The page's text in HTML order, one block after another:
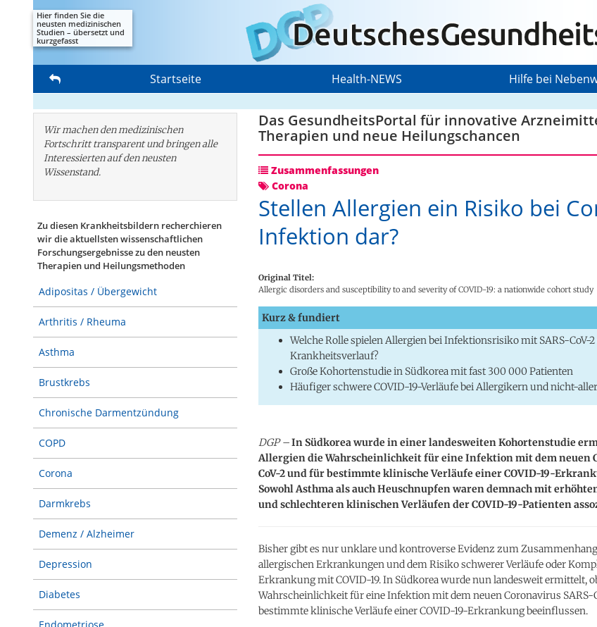
Hier finden Sie die
neusten medizinischen
Studien – übersetzt und
kurzgefasst
Startseite Health-NEWS Hilfe bei
Wir machen den medizinischen
Fortschritt transparent und bringen alle
Interessierten auf den neusten
Wissenstand.
Zu diesen Krankheitsbildern recherchieren
wir die aktuellsten wissenschaftlichen
Forschungs­ergebnisse zu den neusten
Therapien und Heilungsmethoden
Adipositas / Übergewicht
Arthritis / Rheuma
Asthma
Brustkrebs
Chronische Darmentzündung
COPD
Corona
Darmkrebs
Demenz / Alzheimer
Depression
Diabetes
Das GesundheitsPortal für innovative
Therapien und neue Heilungschancen
Zusammenfassungen
Corona
Stellen Allergien ein Risiko bei
Infektion dar?
Original Titel:
Allergic disorders and susceptibility to and severity of COVID-19: a nationwide cohort study
Kurz & fundiert
Welche Rolle spielen Allergien bei Infektionsrisiko mit SARS-CoV-
Krankheitsverlauf?
Große Kohortenstudie in Südkorea mit fast 300 000 Patienten
Häufiger schwere COVID-19-Verläufe bei Allergikern und nicht-
DGP –In Südkorea wurde in einer landesweiten Kohortenstudie
Allergien die Wahrscheinlichkeit für eine Infektion mit dem neuen
CoV-2 und für bestimmte klinische Verläufe einer COVID-19-
Sowohl Asthma als auch Heuschnupfen waren demnach mit
und schlechteren klinischen Verläufen der COVID-19-Patienten
Bisher gibt es nur unklare und kontroverse Evidenz zum
allergischen Erkrankungen und dem Risiko schwerer Verläufe oder
Erkrankung mit COVID-19. In Südkorea wurde nun landesweit ermittelt,
Wahrscheinlichkeit für eine Infektion mit dem neuen Coronavirus SARS-
bestimmte klinische Verläufe einer COVID-19-Erkrankung beeinflussen.